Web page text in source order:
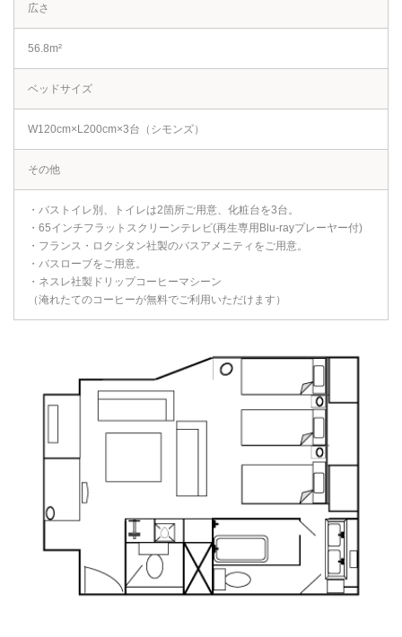
広さ
56.8m²
ベッドサイズ
W120cm×L200cm×3台（シモンズ）
その他
・バストイレ別、トイレは2箇所ご用意、化粧台を3台。
・65インチフラットスクリーンテレビ(再生専用Blu-rayプレーヤー付)
・フランス・ロクシタン社製のバスアメニティをご用意。
・バスローブをご用意。
・ネスレ社製ドリップコーヒーマシーン
（淹れたてのコーヒーが無料でご利用いただけます）